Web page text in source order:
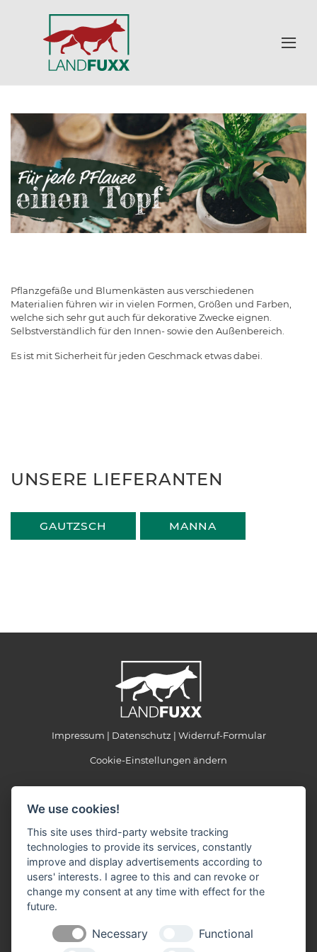
Pflanzgefäße und Blumenkästen aus verschiedenen
Materialien führen wir in vielen Formen, Größen und Farben,
welche sich sehr gut auch für dekorative Zwecke eignen.
Selbstverständlich für den Innen- sowie den Außenbereich.
Es ist mit Sicherheit für jeden Geschmack etwas dabei.
UNSERE LIEFERANTEN
GAUTZSCH MANNA
Impressum Datenschutz Widerruf-Formular
Cookie-Einstellungen ändern
Hopfenoher Straße 40
Telefon: 09643 300757
Telefax: 09643 300686
E-Mail:info(at)landfuxx-regn.de
Öffnungszeiten:
Montag - Freitag: 09:00 - 12:30 Uhr - 14:00 - 18:00 Uhr
Ab Juni ist Mittwoch Nachmittag unser Landfuxx Markt
geschlossen.
We use cookies!
This site uses third-party website tracking
technologies to provide its services, constantly
improve and display advertisements according to
users' interests. I agree to this and can revoke or
change my consent at any time with effect for the
future.
Necessary
Functional